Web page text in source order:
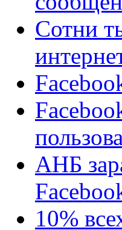
Сотни
АНБ
10%